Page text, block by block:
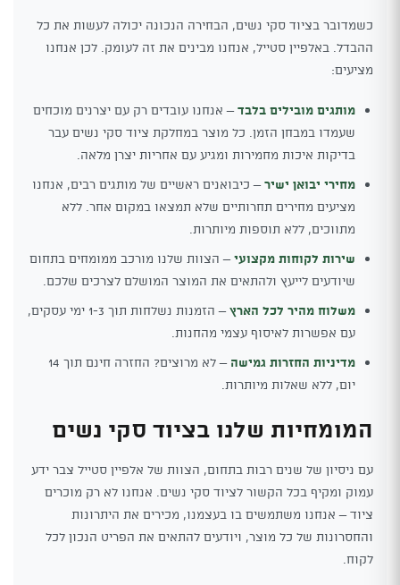
כשמדובר בציוד סקי נשים, הבחירה הנכונה יכולה לעשות את כל
ההבדל. באלפיין סטייל, אנחנו מבינים את זה לעומק. לכן אנחנו
מציעים:
מותגים מובילים בלבד– אנחנו עובדים רק עם יצרנים מוכחים
שעמדו במבחן הזמן. כל מוצר במחלקת ציוד סקי נשים עבר
בדיקות איכות מחמירות ומגיע עם אחריות יצרן מלאה.
מחירי יבואן ישיר– כיבואנים ראשיים של מותגים רבים, אנחנו
מציעים מחירים תחרותיים שלא תמצאו במקום אחר. ללא
מתווכים, ללא תוספות מיותרות.
שירות לקוחות מקצועי– הצוות שלנו מורכב ממומחים בתחום
שיודעים לייעץ ולהתאים את המוצר המושלם לצרכים שלכם.
משלוח מהיר לכל הארץ
– הזמנות נשלחות תוך 1-3 ימי עסקים,
עם אפשרות לאיסוף עצמי מהחנות.
מדיניות החזרות גמישה
– לא מרוצים? החזרה חינם תוך 14
יום, ללא שאלות מיותרות.
המומחיות שלנו בציוד סקי נשים
עם ניסיון של שנים רבות בתחום, הצוות של אלפיין סטייל צבר ידע
עמוק ומקיף בכל הקשור לציוד סקי נשים. אנחנו לא רק מוכרים
ציוד – אנחנו משתמשים בו בעצמנו, מכירים את היתרונות
והחסרונות של כל מוצר, ויודעים להתאים את הפריט הנכון לכל
לקוח.